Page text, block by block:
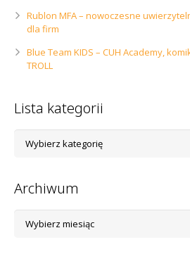
Rublon MFA – nowoczesne
dla firm
Blue Team KIDS – CUH Academy,
TROLL
Lista kategorii
kategorii
Archiwum